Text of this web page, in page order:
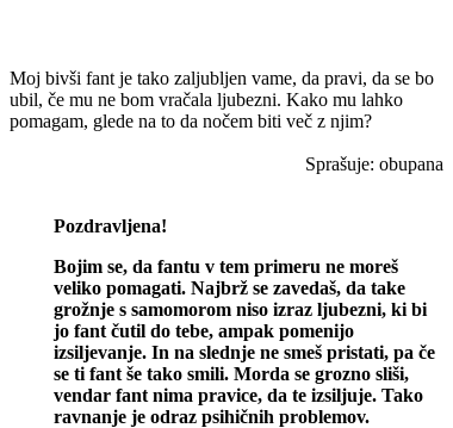
Moj bivši fant je tako zaljubljen vame, da pravi, da se bo
ubil, če mu ne bom vračala ljubezni. Kako mu lahko
pomagam, glede na to da nočem biti več z njim?
Sprašuje: obupana
Pozdravljena!
Bojim se, da fantu v tem primeru ne moreš
veliko pomagati. Najbrž se zavedaš, da take
grožnje s samomorom niso izraz ljubezni, ki bi
jo fant čutil do tebe, ampak pomenijo
izsiljevanje. In na slednje ne smeš pristati, pa če
se ti fant še tako smili. Morda se grozno sliši,
vendar fant nima pravice, da te izsiljuje. Tako
ravnanje je odraz psihičnih problemov.